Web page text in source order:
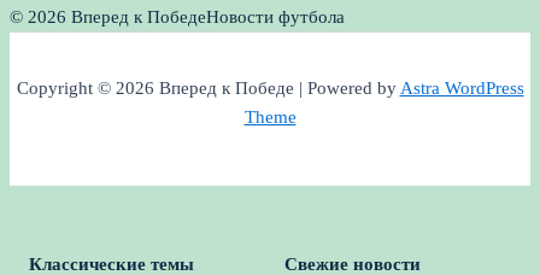
© 2026 Вперед к ПобедеНовости футбола
Copyright © 2026 Вперед к Победе | Powered byAstra WordPress
Theme
Классические темы Свежие новости